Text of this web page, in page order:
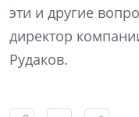
эти и другие
директор
Рудаков.